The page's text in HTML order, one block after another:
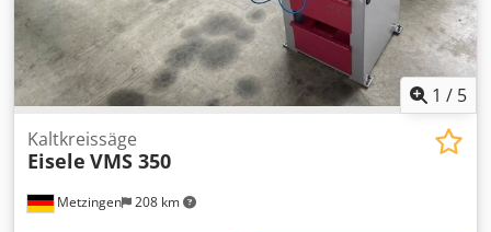
1 / 5
Metzingen 208 km
Kaltkreissäge
Eisele VMS 350